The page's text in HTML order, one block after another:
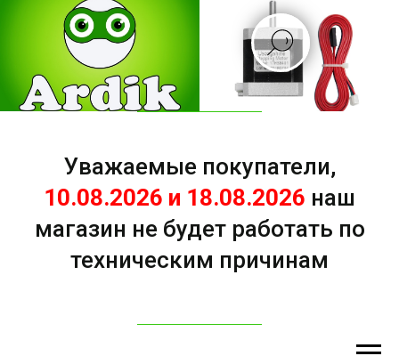
Уважаемые покупатели,
10.08.2026 и 18.08.2026 наш
магазин не будет работать по
техническим причинам